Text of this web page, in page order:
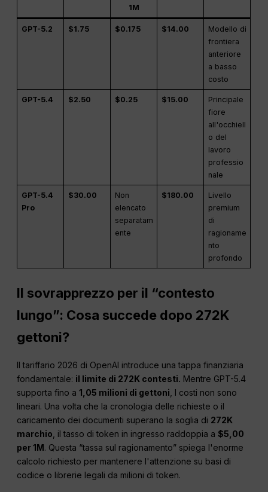
1M
GPT-5.2 $1.75 $0.175 $14.00
Modello di
frontiera
anteriore
a basso
costo
GPT-5.4 $2.50 $0.25 $15.00
Principale
fiore
all'occhiell
o del
lavoro
professio
nale
GPT-5.4
Pro
$30.00
Non
elencato
separatam
ente
$180.00
Livello
premium
di
ragioname
nto
profondo
Il sovrapprezzo per il “contesto
lungo”: Cosa succede dopo 272K
gettoni?
Il tariffario 2026 di OpenAI introduce una tappa finanziaria
fondamentale: il limite di 272K contesti. Mentre GPT-5.4
supporta fino a1,05 milioni di gettoni , I costi non sono
lineari. Una volta che la cronologia delle richieste o il
caricamento dei documenti superano la soglia di 272K
marchio , il tasso di token in ingresso raddoppia a$5,00
per 1M. Questa “tassa sul ragionamento” spiega l'enorme
calcolo richiesto per mantenere l'attenzione su basi di
codice o librerie legali da milioni di token.